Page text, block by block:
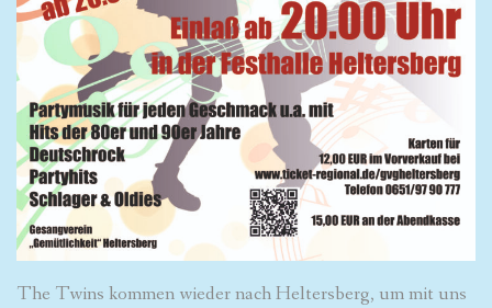
The Twins kommen wieder nach Heltersberg, um mit uns